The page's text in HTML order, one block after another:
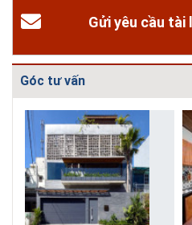
Gửi yêu cầu tài
Góc tư vấn